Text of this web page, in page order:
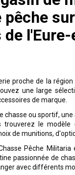
pêche
de
proche de la
une large
de marque.
chasse ou sportif,
trouverez le
de munitions,
Pêche
passionnée de
avec différents